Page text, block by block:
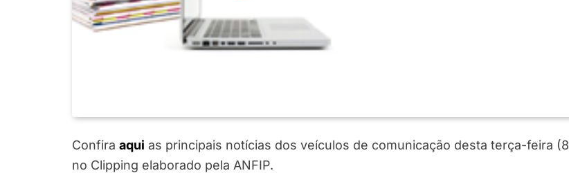
Confira aqui as principais notícias dos veículos de comunicação desta terça-feira
no Clipping elaborado pela ANFIP.